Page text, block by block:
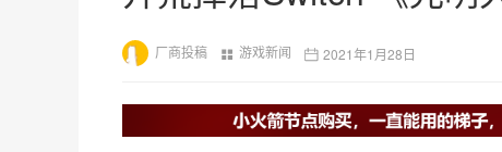
厂商投稿 游戏新闻 2021年1月28日